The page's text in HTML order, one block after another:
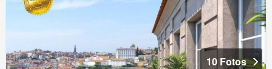
10 Fotos